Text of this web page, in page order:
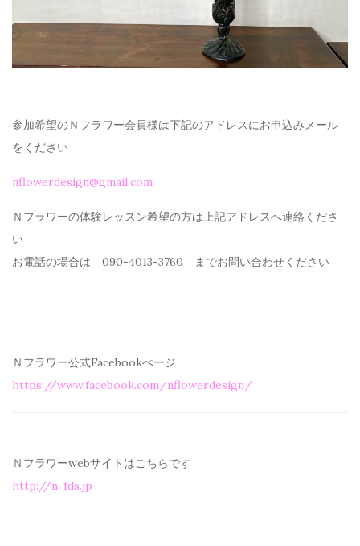
参加希望のＮフラワー会員様は下記のアドレスにお申込みメール
を ください
nflowerdesign@gmail.com
Ｎフラワーの体験レッスン希望の方は上記アドレスへ連絡くださ
い
お電話の場合は 090-4013-3760 までお問い合わせください
Ｎフラワー公式Facebookぺージ
https://www.facebook.com/nflowerdesign/
Ｎフラワーwebサイトはこちらです
http://n-fds.jp